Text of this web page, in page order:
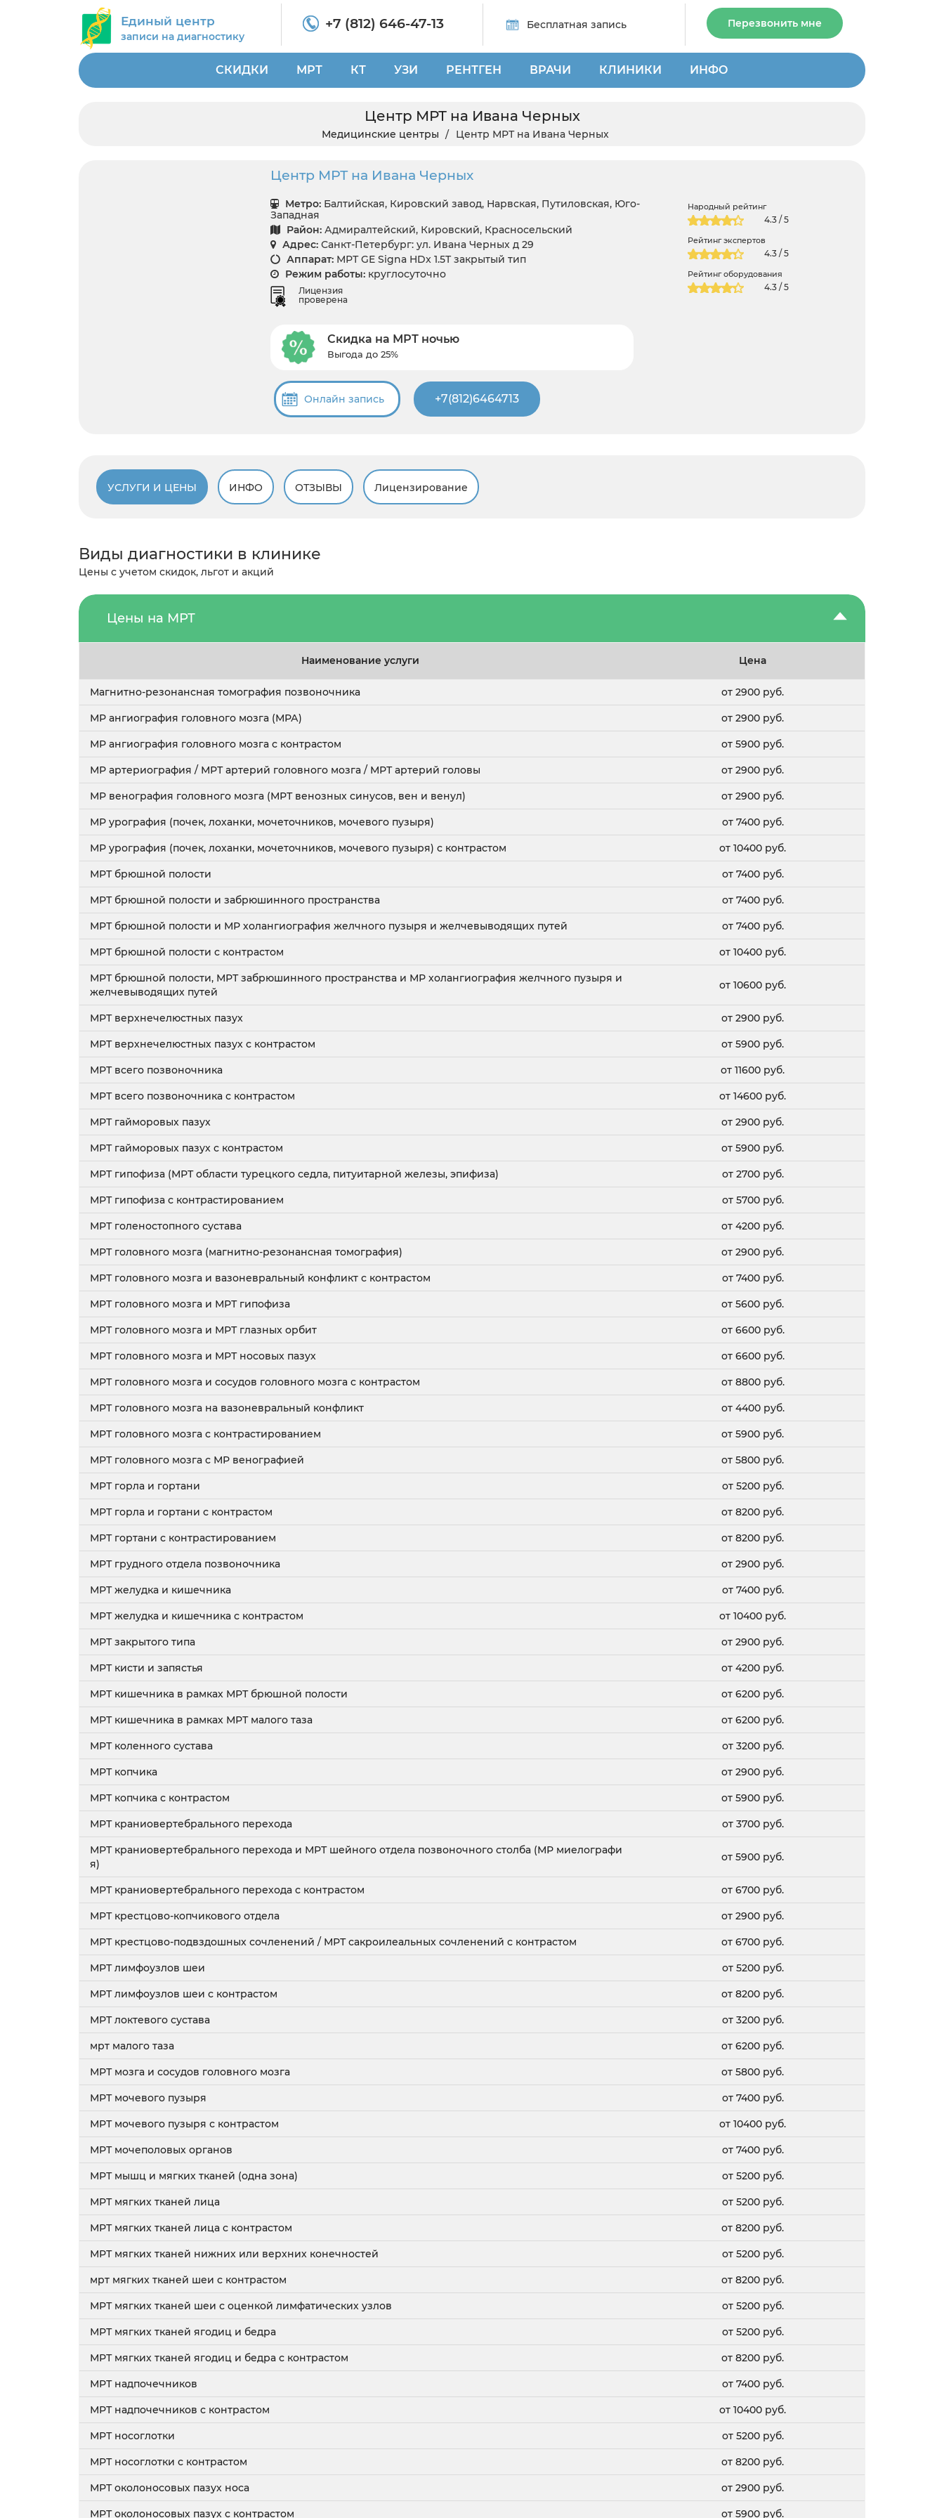
Единый центр
записи на диагностику
+7 (812) 646-47-13 Бесплатная запись Перезвонить мне
СКИДКИ МРТ КТ УЗИ РЕНТГЕН ВРАЧИ КЛИНИКИ ИНФО
Центр МРТ на Ивана Черных
Медицинские центры Центр МРТ на Ивана Черных
Центр МРТ на Ивана Черных
Метро: Балтийская, Кировский завод, Нарвская, Путиловская, Юго-
Западная
Район: Адмиралтейский, Кировский, Красносельский
Адрес: Санкт-Петербург: ул. Ивана Черных д 29
Аппарат: МРТ GE Signa HDx 1.5T закрытый тип
Режим работы: круглосуточно
Лицензия
проверена
Народный рейтинг
4.3 / 5
Рейтинг экспертов
4.3 / 5
Рейтинг оборудования
4.3 / 5
Скидка на МРТ ночью
Выгода до 25%
Онлайн запись +7(812)6464713
УСЛУГИ И ЦЕНЫ ИНФО ОТЗЫВЫ Лицензирование
Виды диагностики в клинике
Цены с учетом скидок, льгот и акций
Цены на МРТ
Наименование услуги Цена
Магнитно-резонансная томография позвоночника от 2900 руб.
МР ангиография головного мозга (МРА) от 2900 руб.
МР ангиография головного мозга с контрастом от 5900 руб.
МР артериография / МРТ артерий головного мозга / МРТ артерий головы от 2900 руб.
МР венография головного мозга (МРТ венозных синусов, вен и венул) от 2900 руб.
МР урография (почек, лоханки, мочеточников, мочевого пузыря) от 7400 руб.
МР урография (почек, лоханки, мочеточников, мочевого пузыря) с контрастом от 10400 руб.
МРТ брюшной полости от 7400 руб.
МРТ брюшной полости и забрюшинного пространства от 7400 руб.
МРТ брюшной полости и МР холангиография желчного пузыря и желчевыводящих путей от 7400 руб.
МРТ брюшной полости с контрастом от 10400 руб.
МРТ брюшной полости, МРТ забрюшинного пространства и МР холангиография желчного пузыря и
желчевыводящих путей
от 10600 руб.
МРТ верхнечелюстных пазух от 2900 руб.
МРТ верхнечелюстных пазух с контрастом от 5900 руб.
МРТ всего позвоночника от 11600 руб.
МРТ всего позвоночника с контрастом от 14600 руб.
МРТ гайморовых пазух от 2900 руб.
МРТ гайморовых пазух с контрастом от 5900 руб.
МРТ гипофиза (МРТ области турецкого седла, питуитарной железы, эпифиза) от 2700 руб.
МРТ гипофиза с контрастированием от 5700 руб.
МРТ голеностопного сустава от 4200 руб.
МРТ головного мозга (магнитно-резонансная томография) от 2900 руб.
МРТ головного мозга и вазоневральный конфликт с контрастом от 7400 руб.
МРТ головного мозга и МРТ гипофиза от 5600 руб.
МРТ головного мозга и МРТ глазных орбит от 6600 руб.
МРТ головного мозга и МРТ носовых пазух от 6600 руб.
МРТ головного мозга и сосудов головного мозга с контрастом от 8800 руб.
МРТ головного мозга на вазоневральный конфликт от 4400 руб.
МРТ головного мозга с контрастированием от 5900 руб.
МРТ головного мозга с МР венографией от 5800 руб.
МРТ горла и гортани от 5200 руб.
МРТ горла и гортани с контрастом от 8200 руб.
МРТ гортани с контрастированием от 8200 руб.
МРТ грудного отдела позвоночника от 2900 руб.
МРТ желудка и кишечника от 7400 руб.
МРТ желудка и кишечника с контрастом от 10400 руб.
МРТ закрытого типа от 2900 руб.
МРТ кисти и запястья от 4200 руб.
МРТ кишечника в рамках МРТ брюшной полости от 6200 руб.
МРТ кишечника в рамках МРТ малого таза от 6200 руб.
МРТ коленного сустава от 3200 руб.
МРТ копчика от 2900 руб.
МРТ копчика с контрастом от 5900 руб.
МРТ краниовертебрального перехода от 3700 руб.
МРТ краниовертебрального перехода и МРТ шейного отдела позвоночного столба (МР миелографи
я)
от 5900 руб.
МРТ краниовертебрального перехода с контрастом от 6700 руб.
МРТ крестцово-копчикового отдела от 2900 руб.
МРТ крестцово-подвздошных сочленений / МРТ сакроилеальных сочленений с контрастом от 6700 руб.
МРТ лимфоузлов шеи от 5200 руб.
МРТ лимфоузлов шеи с контрастом от 8200 руб.
МРТ локтевого сустава от 3200 руб.
мрт малого таза от 6200 руб.
МРТ мозга и сосудов головного мозга от 5800 руб.
МРТ мочевого пузыря от 7400 руб.
МРТ мочевого пузыря с контрастом от 10400 руб.
МРТ мочеполовых органов от 7400 руб.
МРТ мышц и мягких тканей (одна зона) от 5200 руб.
МРТ мягких тканей лица от 5200 руб.
МРТ мягких тканей лица с контрастом от 8200 руб.
МРТ мягких тканей нижних или верхних конечностей от 5200 руб.
мрт мягких тканей шеи с контрастом от 8200 руб.
МРТ мягких тканей шеи с оценкой лимфатических узлов от 5200 руб.
МРТ мягких тканей ягодиц и бедра от 5200 руб.
МРТ мягких тканей ягодиц и бедра с контрастом от 8200 руб.
МРТ надпочечников от 7400 руб.
МРТ надпочечников с контрастом от 10400 руб.
МРТ носоглотки от 5200 руб.
МРТ носоглотки с контрастом от 8200 руб.
МРТ околоносовых пазух носа от 2900 руб.
МРТ околоносовых пазух с контрастом от 5900 руб.